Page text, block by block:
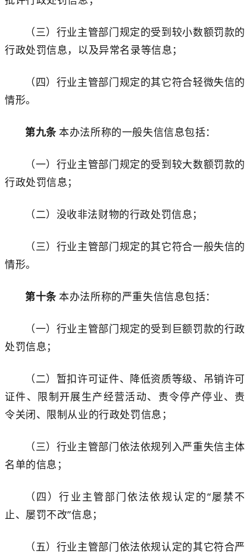
（三）行业主管部门规定的受到较小数额罚款的
行政处罚信息，以及异常名录等信息；
（四）行业主管部门规定的其它符合轻微失信的
情形。
第九条本办法所称的一般失信信息包括：
（一）行业主管部门规定的受到较大数额罚款的
行政处罚信息；
（二）没收非法财物的行政处罚信息；
（三）行业主管部门规定的其它符合一般失信的
情形。
第十条本办法所称的严重失信信息包括：
（一）行业主管部门规定的受到巨额罚款的行政
处罚信息；
（二）暂扣许可证件、降低资质等级、吊销许可
证件、限制开展生产经营活动、责令停产停业、责
令关闭、限制从业的行政处罚信息；
（三）行业主管部门依法依规列入严重失信主体
名单的信息；
（四）行业主管部门依法依规认定的“屡禁不
止、屡罚不改”信息；
（五）行业主管部门依法依规认定的其它符合严